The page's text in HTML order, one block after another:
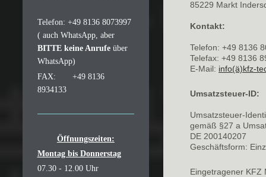
85229 Markt
Kontakt:
Telefon: +49 8136
Telefax: +49 8136
E-Mail: info(ä)kfz-
Umsatzsteuer-ID:
Umsatzsteuer-
gemäß §27 a
DE 200140207
Geschäftsform:
Eingetragener KFZ
Telefon: +49 8136 8073997
( auch WhatsApp, aber
BITTE keine Anrufeüber
WhatsApp)
FAX: +49 8136
8934133
Öffnungszeiten:
Montag bis Donnerstag
07.30 - 12.00 Uhr